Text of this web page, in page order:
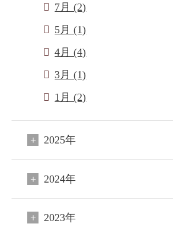
7月 (2)
5月 (1)
4月 (4)
3月 (1)
1月 (2)
2025年
2024年
2023年